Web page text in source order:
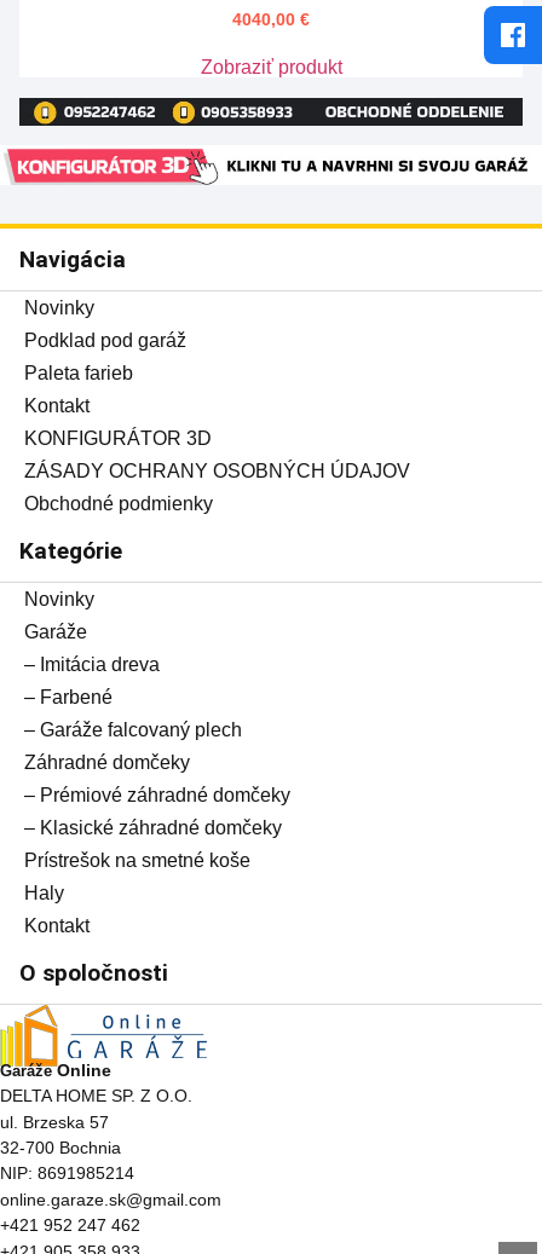
4040,00 €
Zobraziť produkt
Navigácia
Novinky
Podklad pod garáž
Paleta farieb
Kontakt
KONFIGURÁTOR 3D
ZÁSADY OCHRANY OSOBNÝCH ÚDAJOV
Obchodné podmienky
Kategórie
Novinky
Garáže
– Imitácia dreva
– Farbené
– Garáže falcovaný plech
Záhradné domčeky
– Prémiové záhradné domčeky
– Klasické záhradné domčeky
Prístrešok na smetné koše
Haly
Kontakt
O spoločnosti
GarážeOnline
DELTA HOME SP. Z O.O.
ul. Brzeska 57
32-700 Bochnia
NIP: 8691985214
online.garaze.sk@gmail.com
+421 952 247 462